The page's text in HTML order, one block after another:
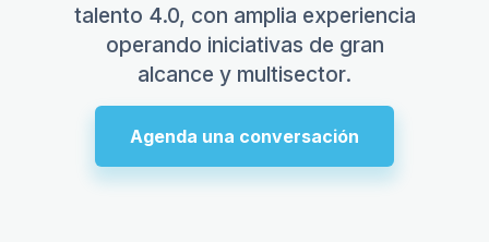
talento 4.0, con amplia experiencia
operando iniciativas de gran
alcance y multisector.
Agenda una conversación